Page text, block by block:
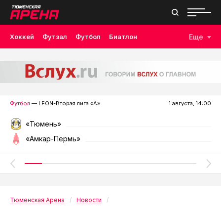
Хоккей Футзал Футбол Биатлон Еще
Футбол — LEON-Вторая лига «А» 1 августа, 14:00
«Тюмень»
«Амкар-Пермь»
Тюменская Арена Новости